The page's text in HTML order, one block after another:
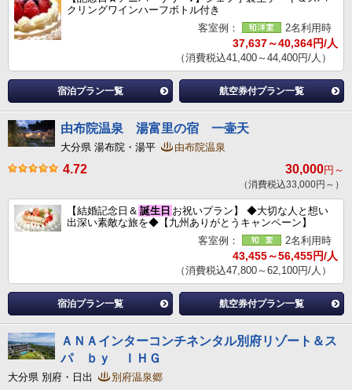
クリングワインハーフボトル付き
客室例：
2名利用時
37,637～40,364円/人
（消費税込41,400～44,400円/人）
宿泊プラン一覧 航空券付プラン一覧
由布院温泉 湯富里の宿 一壷天
大分県 湯布院・湯平 由布院温泉
4.72 30,000円～
（消費税込33,000円～）
【結婚記念日＆ 誕生日 お祝いプラン】 ◆大切な人と想い
出深い素敵な旅を◆【九州ありがとうキャンペーン】
客室例：
2名利用時
43,455～56,455円/人
（消費税込47,800～62,100円/人）
宿泊プラン一覧 航空券付プラン一覧
ＡＮＡインターコンチネンタル別府リゾート＆ス
パ ｂｙ ＩＨＧ
大分県 別府・日出 別府温泉郷